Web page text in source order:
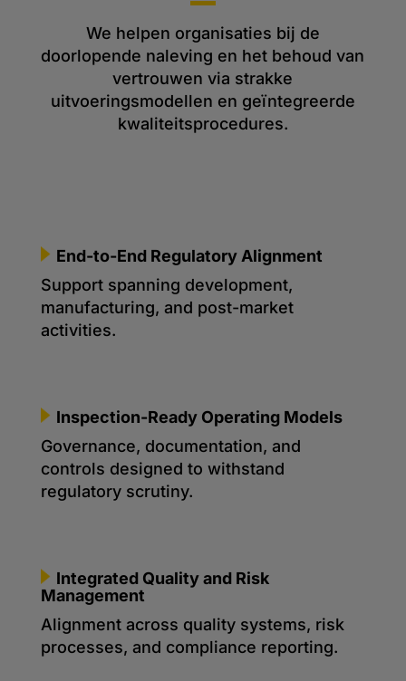
We helpen organisaties bij de
doorlopende naleving en het behoud van
vertrouwen via strakke
uitvoeringsmodellen en geïntegreerde
kwaliteitsprocedures.
End-to-End Regulatory Alignment
Support spanning development,
manufacturing, and post-market
activities.
Inspection-Ready Operating Models
Governance, documentation, and
controls designed to withstand
regulatory scrutiny.
Integrated Quality and Risk
Management
Alignment across quality systems, risk
processes, and compliance reporting.